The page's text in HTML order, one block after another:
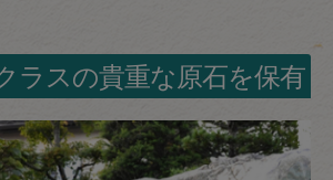
ラスの貴重な原石を保有